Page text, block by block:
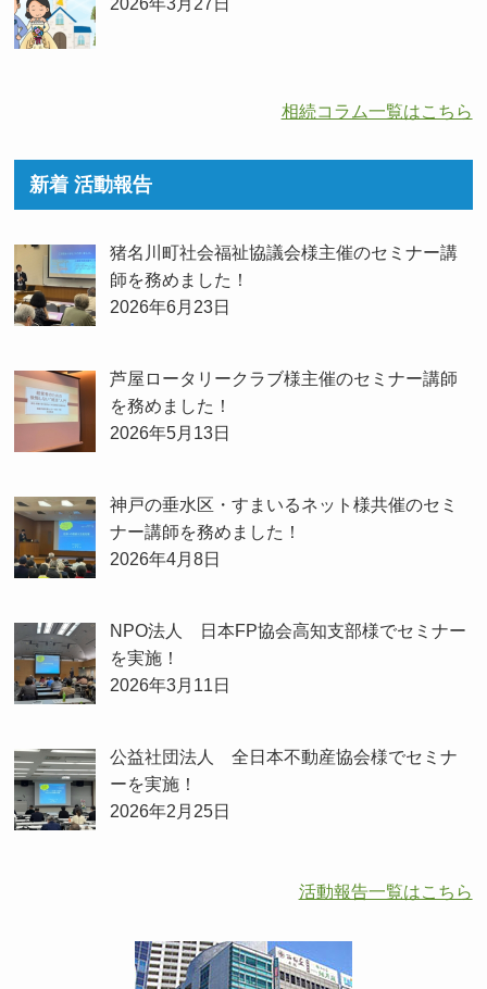
相続コラム一覧はこちら
新着 活動報告
猪名川町社会福祉協議会様主催のセミナー講
師を務めました！
2026年6月23日
芦屋ロータリークラブ様主催のセミナー講師
を務めました！
2026年5月13日
神戸の垂水区・すまいるネット様共催のセミ
ナー講師を務めました！
2026年4月8日
NPO法人 日本FP協会高知支部様でセミナー
を実施！
2026年3月11日
公益社団法人 全日本不動産協会様でセミナ
ーを実施！
2026年2月25日
活動報告一覧はこちら